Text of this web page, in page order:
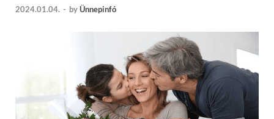
2024.01.04. - byÜnnepinfó